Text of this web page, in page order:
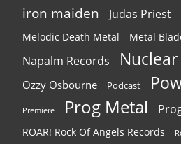
iron maiden Judas Priest
Melodic Death Metal Metal
Napalm Records
Ozzy Osbourne Podcast
Premiere Prog Metal
ROAR! Rock Of Angels Records